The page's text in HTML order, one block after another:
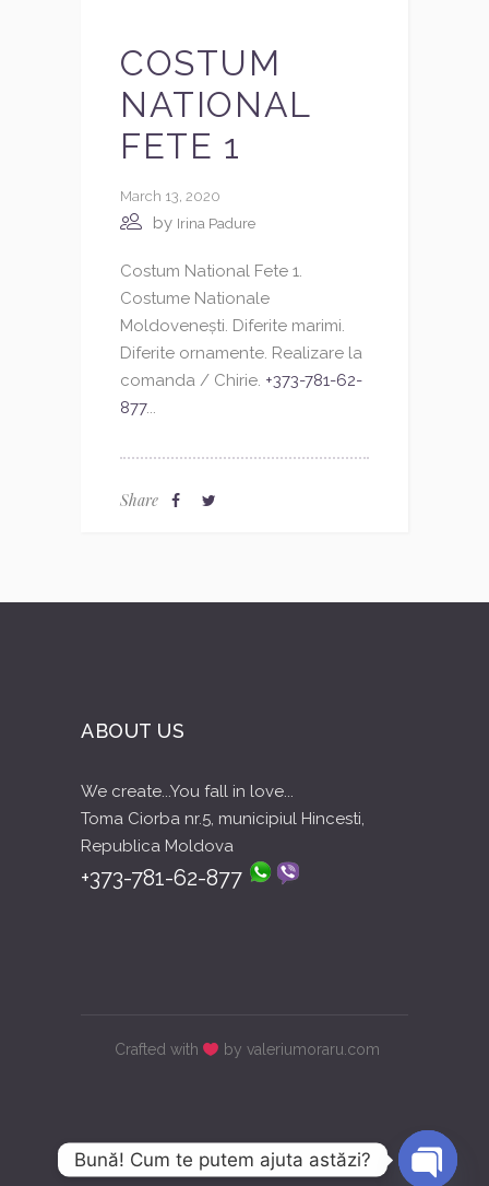
COSTUM
NATIONAL
FETE 1
March 13, 2020
by Irina Padure
Costum National Fete 1.
Costume Nationale
Moldovenești. Diferite marimi.
Diferite ornamente. Realizare la
comanda / Chirie. +373-781-62-
877...
Share
ABOUT US
We create...You fall in love...
Toma Ciorba nr.5, municipiul Hincesti,
Republica Moldova
+373-781-62-877
Crafted with by valeriumoraru.com
Bună! Cum te putem ajuta astăzi?